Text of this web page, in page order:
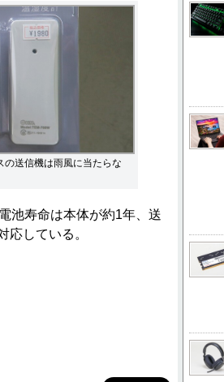
の送信機は雨風に当たらな
池寿命は本体が約1年、送
応している。